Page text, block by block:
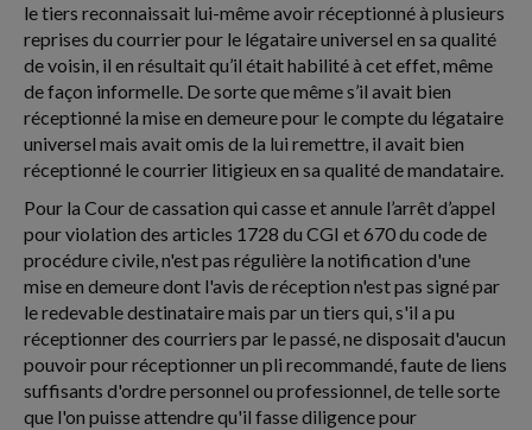
le tiers reconnaissait lui-même avoir réceptionné à plusieurs
reprises du courrier pour le légataire universel en sa qualité
de voisin, il en résultait qu’il était habilité à cet effet, même
de façon informelle. De sorte que même s’il avait bien
réceptionné la mise en demeure pour le compte du légataire
universel mais avait omis de la lui remettre, il avait bien
réceptionné le courrier litigieux en sa qualité de mandataire.
Pour la Cour de cassation qui casse et annule l’arrêt d’appel
pour violation des articles 1728 du CGI et 670 du code de
procédure civile, n'est pas régulière la notification d'une
mise en demeure dont l'avis de réception n'est pas signé par
le redevable destinataire mais par un tiers qui, s'il a pu
réceptionner des courriers par le passé, ne disposait d'aucun
pouvoir pour réceptionner un pli recommandé, faute de liens
suffisants d'ordre personnel ou professionnel, de telle sorte
que l'on puisse attendre qu'il fasse diligence pour